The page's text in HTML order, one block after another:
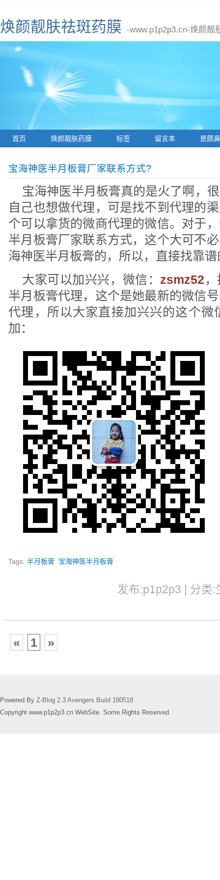
焕颜靓肤祛斑药膜 -www.p1p2p3.cn-焕颜靓
首页 焕颜靓肤药膜 标签 留言本 景颇
宝海神医半月板膏厂家联系方式?
宝海神医半月板膏真的是火了啊，
自己也想做代理，可是找不到代理的
个可以拿货的微商代理的微信。对于
半月板膏厂家联系方式，这个大可不
海神医半月板膏的，所以，直接找靠
大家可以加兴兴，微信： zsmz52
半月板膏代理，这个是她最新的微信
代理，所以大家直接加兴兴的这个微
加：
Tags:半月板膏 宝海神医半月板膏
发布:p1p2p3 | 分类:
« 1 »
Powered By Z-Blog 2.3 Avengers Build 180518
Copyright www.p1p2p3.cn WebSite. Some Rights Reserved.